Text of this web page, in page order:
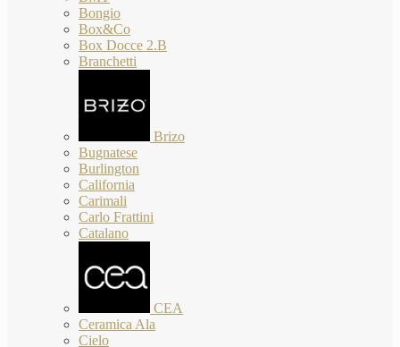
Bongio
Box&Co
Box Docce 2.B
Branchetti
Brizo
Bugnatese
Burlington
California
Carimali
Carlo Frattini
Catalano
CEA
Ceramica Ala
Cielo